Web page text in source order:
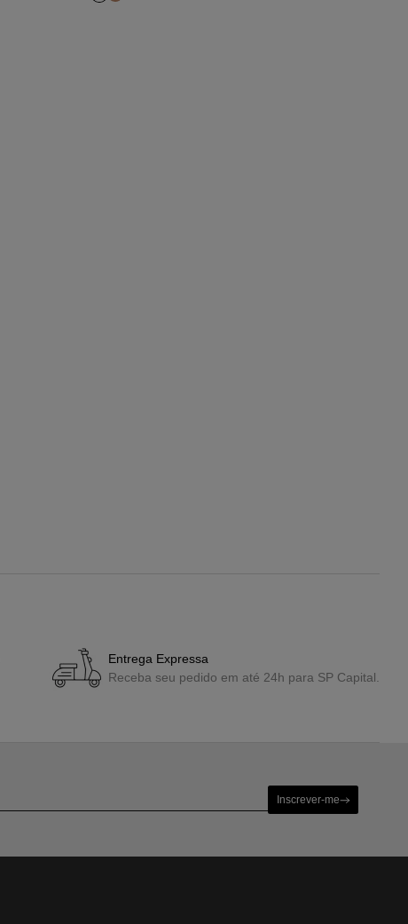
Entrega Expressa
Receba seu pedido em até 24h para SP Capital.
Inscrever-me